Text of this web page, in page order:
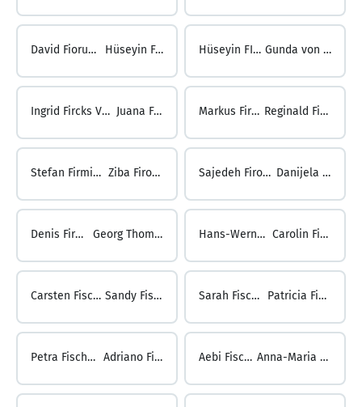
David Fiorucci ... Hüseyin Fırat Hüseyin FIRAT ... Gunda von Fircks
Ingrid Fircks Von ... Juana Firla Markus Firla ... Reginald Firmin
Stefan Firmin ... Ziba Firouzi Sajedeh Firouzizadeh ... Danijela Firulovic
Denis Firulovic ... Georg Thomas Fisch Hans-Werner Fisch ... Carolin Fischbach
Carsten Fischbach ... Sandy Fischbach Sarah Fischbach ... Patricia Fischbeck
Petra Fischbeck ... Adriano Fischer Aebi Fischer ... Anna-Maria Fischer